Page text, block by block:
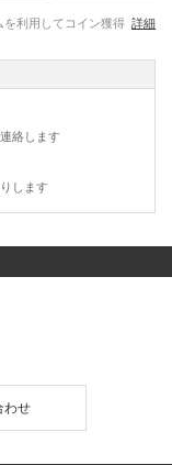
を利用してコイン獲得 詳細
絡します
します
わせ